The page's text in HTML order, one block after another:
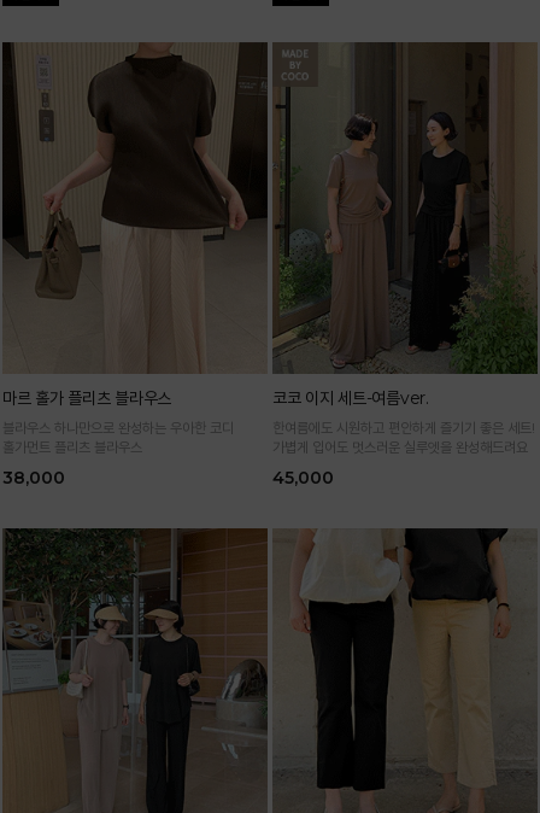
마르 홀가 플리츠 블라우스
블라우스 하나만으로 완성하는 우아한 코디
홀가먼트 플리츠 블라우스
38,000
코코 이지 세트-여름ver.
한여름에도 시원하고 편안하게 즐기기 좋은 세트!
가볍게 입어도 멋스러운 실루엣을 완성해드려요
45,000